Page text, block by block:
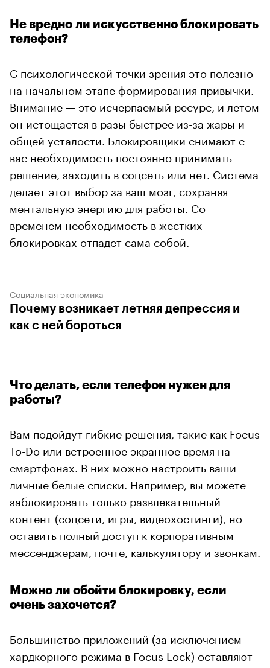
Не вредно ли искусственно блокировать
телефон?
С психологической точки зрения это полезно
на начальном этапе формирования привычки.
Внимание — это исчерпаемый ресурс, и летом
он истощается в разы быстрее из-за жары и
общей усталости. Блокировщики снимают с
вас необходимость постоянно принимать
решение, заходить в соцсеть или нет. Система
делает этот выбор за ваш мозг, сохраняя
ментальную энергию для работы. Со
временем необходимость в жестких
блокировках отпадет сама собой.
Социальная экономика
Почему возникает летняя депрессия и
как с ней бороться
Что делать, если телефон нужен для
работы?
Вам подойдут гибкие решения, такие как Focus
To-Do или встроенное экранное время на
смартфонах. В них можно настроить ваши
личные белые списки. Например, вы можете
заблокировать только развлекательный
контент (соцсети, игры, видеохостинги), но
оставить полный доступ к корпоративным
мессенджерам, почте, калькулятору и звонкам.
Можно ли обойти блокировку, если
очень захочется?
Большинство приложений (за исключением
хардкорного режима в Focus Lock) оставляют